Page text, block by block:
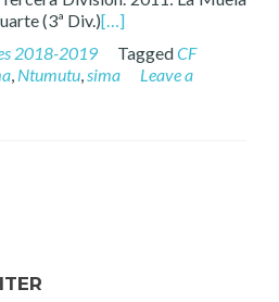
(3ª Div.)[…]
2018-2019 TaggedCF
, Ntumutu,sima
Leave a